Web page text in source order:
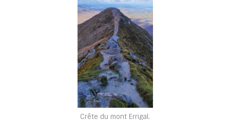
Crête du mont Errigal.